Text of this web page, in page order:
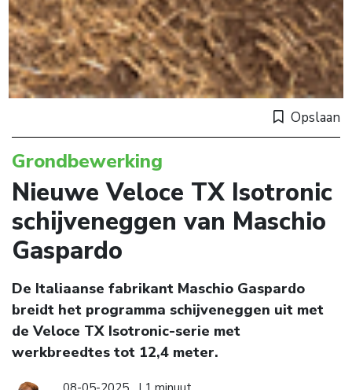
Opslaan
Grondbewerking
Nieuwe Veloce TX Isotronic
schijveneggen van Maschio
Gaspardo
De Italiaanse fabrikant Maschio Gaspardo
breidt het programma schijveneggen uit met
de Veloce TX Isotronic-serie met
werkbreedtes tot 12,4 meter.